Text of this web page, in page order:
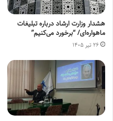
هشدار وزارت ارشاد درباره تبلیغات
ماهواره‌ای/ “برخورد می‌کنیم”
۲۶ تیر ۱۴۰۵